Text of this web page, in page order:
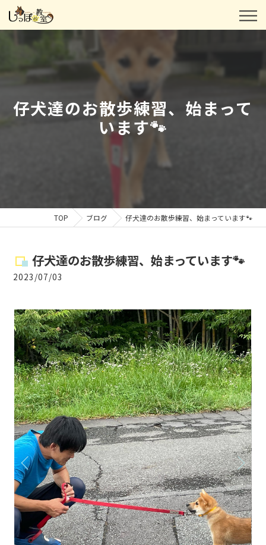
仔犬達のお散歩練習、始まって
います🐾
TOP ブログ 仔犬達のお散歩練習、始まっています🐾
仔犬達のお散歩練習、始まっています🐾
2023/07/03